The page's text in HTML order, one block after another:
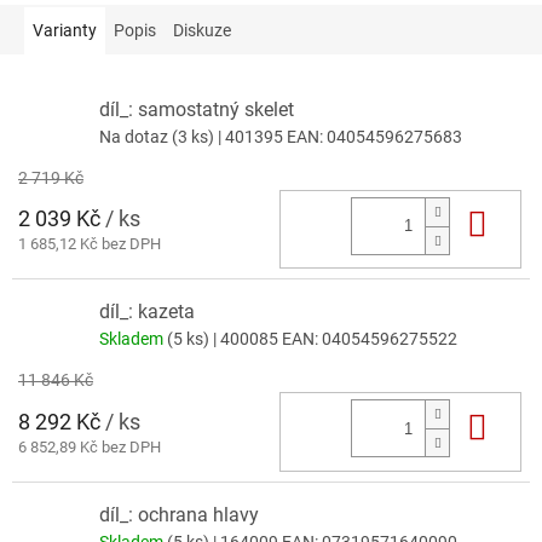
Varianty Popis Diskuze
díl_: samostatný skelet
Na dotaz (3 ks) | 401395 EAN:04054596275683
2 719 Kč
2 039 Kč / ks
1 685,12 Kč bez DPH
díl_: kazeta
Skladem (5 ks) | 400085 EAN:04054596275522
11 846 Kč
8 292 Kč / ks
6 852,89 Kč bez DPH
díl_: ochrana hlavy